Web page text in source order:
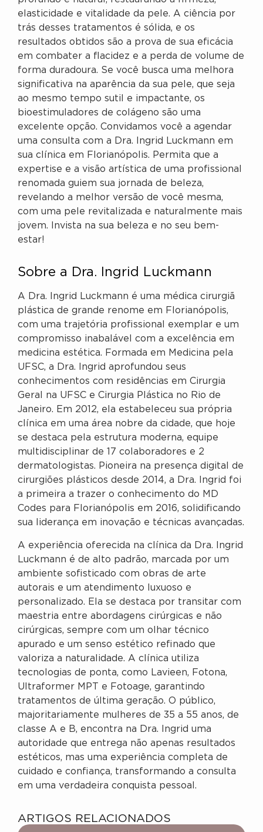
elasticidade e vitalidade da pele. A ciência por
trás desses tratamentos é sólida, e os
resultados obtidos são a prova de sua eficácia
em combater a flacidez e a perda de volume de
forma duradoura. Se você busca uma melhora
significativa na aparência da sua pele, que seja
ao mesmo tempo sutil e impactante, os
bioestimuladores de colágeno são uma
excelente opção. Convidamos você a agendar
uma consulta com a Dra. Ingrid Luckmann em
sua clínica em Florianópolis. Permita que a
expertise e a visão artística de uma profissional
renomada guiem sua jornada de beleza,
revelando a melhor versão de você mesma,
com uma pele revitalizada e naturalmente mais
jovem. Invista na sua beleza e no seu bem-
estar!
Sobre a Dra. Ingrid Luckmann
A Dra. Ingrid Luckmann é uma médica cirurgiã
plástica de grande renome em Florianópolis,
com uma trajetória profissional exemplar e um
compromisso inabalável com a excelência em
medicina estética. Formada em Medicina pela
UFSC, a Dra. Ingrid aprofundou seus
conhecimentos com residências em Cirurgia
Geral na UFSC e Cirurgia Plástica no Rio de
Janeiro. Em 2012, ela estabeleceu sua própria
clínica em uma área nobre da cidade, que hoje
se destaca pela estrutura moderna, equipe
multidisciplinar de 17 colaboradores e 2
dermatologistas. Pioneira na presença digital de
cirurgiões plásticos desde 2014, a Dra. Ingrid foi
a primeira a trazer o conhecimento do MD
Codes para Florianópolis em 2016, solidificando
sua liderança em inovação e técnicas avançadas.
A experiência oferecida na clínica da Dra. Ingrid
Luckmann é de alto padrão, marcada por um
ambiente sofisticado com obras de arte
autorais e um atendimento luxuoso e
personalizado. Ela se destaca por transitar com
maestria entre abordagens cirúrgicas e não
cirúrgicas, sempre com um olhar técnico
apurado e um senso estético refinado que
valoriza a naturalidade. A clínica utiliza
tecnologias de ponta, como Lavieen, Fotona,
Ultraformer MPT e Fotoage, garantindo
tratamentos de última geração. O público,
majoritariamente mulheres de 35 a 55 anos, de
classe A e B, encontra na Dra. Ingrid uma
autoridade que entrega não apenas resultados
estéticos, mas uma experiência completa de
cuidado e confiança, transformando a consulta
em uma verdadeira conquista pessoal.
ARTIGOS RELACIONADOS